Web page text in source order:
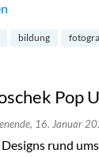
im Alliierten
bildung
Pop
16. Januar
rund